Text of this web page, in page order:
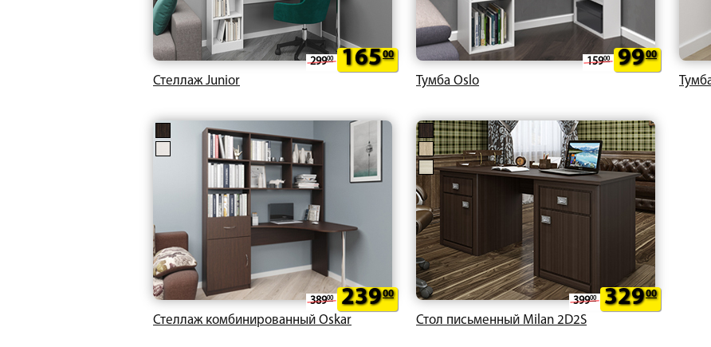
Стеллаж Junior
29900 16500
Тумба Oslo
15900 9900
Стеллаж комбинированный Oskar
38900 23900
Стол письменный Milan 2D2S
39900 32900